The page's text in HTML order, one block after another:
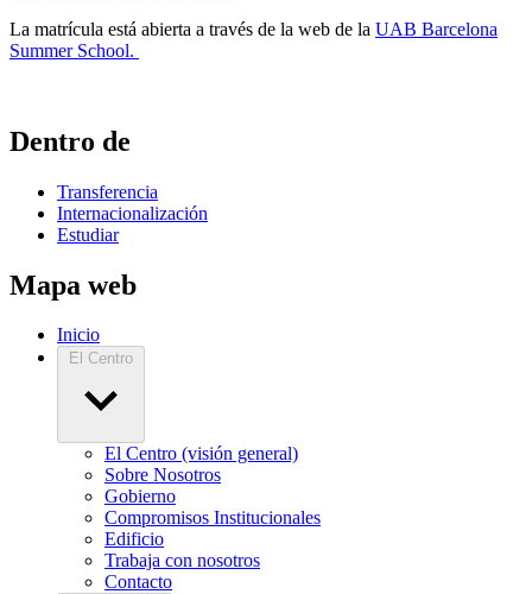
La matrícula está abierta a través de la web de la UAB Barcelona
Summer School.
Dentro de
Transferencia
Internacionalización
Estudiar
Mapa web
Inicio
El Centro
El Centro (visión general)
Sobre Nosotros
Gobierno
Compromisos Institucionales
Edificio
Trabaja con nosotros
Contacto